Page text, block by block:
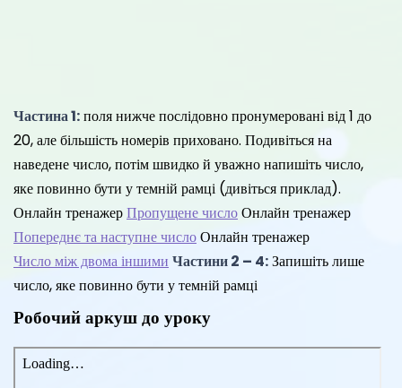
Частина 1:поля нижче послідовно пронумеровані від 1 до
20, але більшість номерів приховано. Подивіться на
наведене число, потім швидко й уважно напишіть число,
яке повинно бути у темній рамці (дивіться приклад).
Онлайн тренажерПропущене числоОнлайн тренажер
Попереднє та наступне числоОнлайн тренажер
Число між двома іншими Частини 2 – 4:Запишіть лише
число, яке повинно бути у темній рамці
Робочий аркуш до уроку